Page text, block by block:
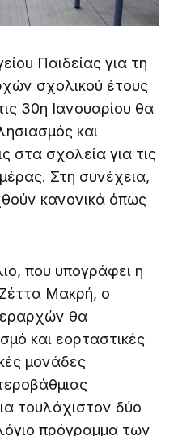
Παιδείας για τη
σχολικού έτους
30η Ιανουαρίου θα
και
στα σχολεία για τις
Στη συνέχεια,
κανονικά όπως
που υπογράφει η
Μακρή, ο
θα
και εορταστικές
μονάδες
τουλάχιστον δύο
πρόγραμμα των